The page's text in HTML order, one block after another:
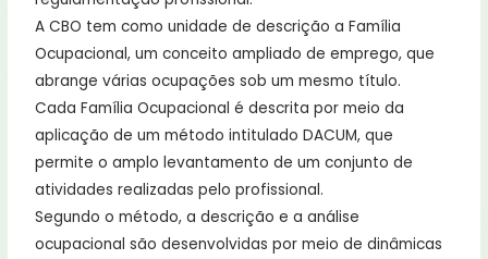
A CBO tem como unidade de descrição a Família
Ocupacional, um conceito ampliado de emprego, que
abrange várias ocupações sob um mesmo título.
Cada Família Ocupacional é descrita por meio da
aplicação de um método intitulado DACUM, que
permite o amplo levantamento de um conjunto de
atividades realizadas pelo profissional.
Segundo o método, a descrição e a análise
ocupacional são desenvolvidas por meio de dinâmicas